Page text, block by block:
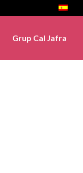
Grup Cal Jafra